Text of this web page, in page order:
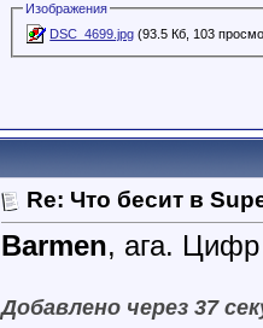
Изображения
DSC_4699.jpg (93.5 Кб, 103
Re: Что бесит в
Barmen, ага.
Добавлено через 37